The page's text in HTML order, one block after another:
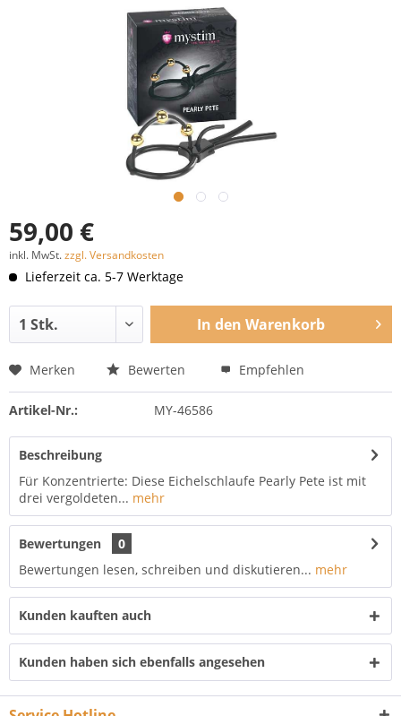
59,00 €
inkl. MwSt.zzgl. Versandkosten
Lieferzeit ca. 5-7 Werktage
In den Warenkorb
Merken Bewerten Empfehlen
Artikel-Nr.: MY-46586
Beschreibung
Für Konzentrierte: Diese Eichelschlaufe Pearly Pete ist mit
drei vergoldeten... mehr
Bewertungen
0
Bewertungen lesen, schreiben und diskutieren... mehr
Kunden kauften auch
Kunden haben sich ebenfalls angesehen